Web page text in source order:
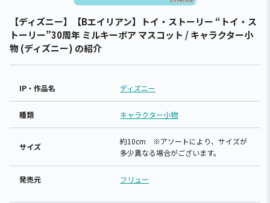
【ディズニー】【Bエイリアン】トイ・ストーリー “トイ・ス
トーリー”30周年 ミルキーボア マスコット / キャラクター小
物 (ディズニー) の紹介
IP・作品名 ディズニー
種類 キャラクター小物
サイズ
約10cm ※アソートにより、サイズが
多少異なる場合がございます。
発売元 フリュー